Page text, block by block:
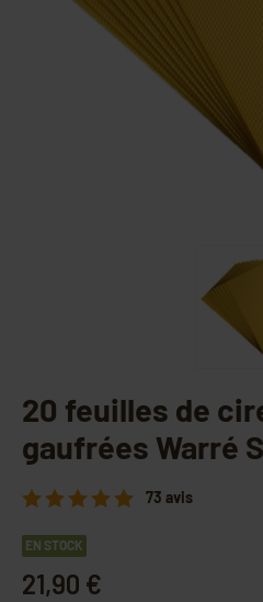
20 feuilles de
gaufrées Warré
73 avis
EN STOCK
21,90 €